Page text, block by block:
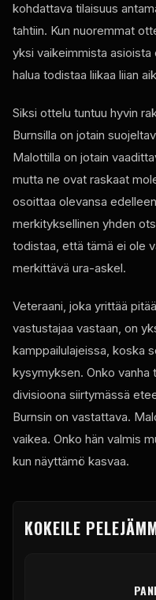
kohdattava tilaisuus
tahtiin. Kun nuoremmat
yksi vaikeimmista asioista
halua todistaa liikaa liian
Siksi ottelu tuntuu hyvin
Burnsilla on jotain
Malottilla on jotain
mutta ne ovat raskaat
osoittaa olevansa
merkityksellinen yhden
todistaa, että tämä ei ole
merkittävä ura-askel.
Veteraani, joka yrittää
vastustajaa vastaan, on
kamppailulajeissa, koska
kysymyksen. Onko vanha
divisioona siirtymässä
Burnsin on vastattava.
vaikea. Onko hän valmis
kun näyttämö kasvaa.
KOKEILE